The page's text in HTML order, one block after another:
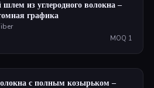
из углеродного волокна –
графика
MOQ 1
с полным козырьком –